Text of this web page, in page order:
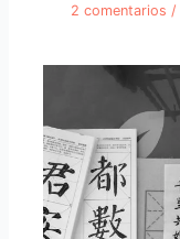
2 comentarios /